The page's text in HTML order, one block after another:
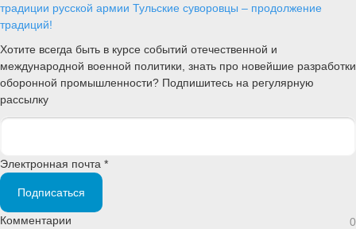
традиции русской армии Тульские суворовцы – продолжение
традиций!
Хотите всегда быть в курсе событий отечественной и
международной военной политики, знать про новейшие разработки
оборонной промышленности? Подпишитесь на регулярную
рассылку
Электронная почта *
Подписаться
Комментарии 0